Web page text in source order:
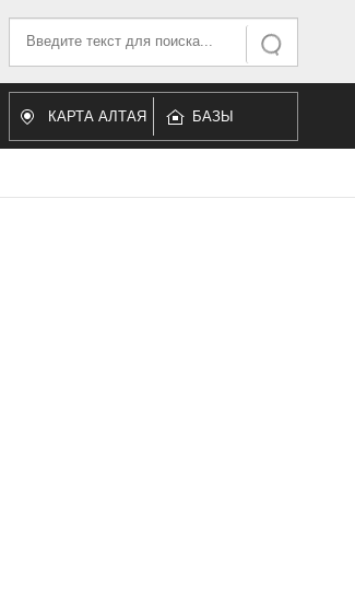
Искать
Искать...
КАРТА АЛТАЯ БАЗЫ